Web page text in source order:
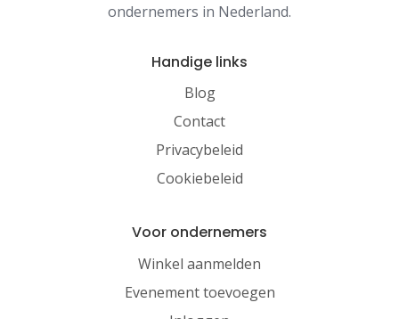
ondernemers in Nederland.
Handige links
Blog
Contact
Privacybeleid
Cookiebeleid
Voor ondernemers
Winkel aanmelden
Evenement toevoegen